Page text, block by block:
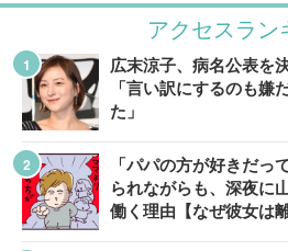
アクセスラン
広末涼子、病名公表を
「言い訳にするのも嫌
た」
「パパの方が好きだっ
られながらも、深夜に
働く理由【なぜ彼女は